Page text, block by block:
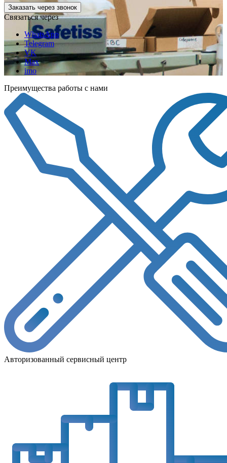
Заказать через звонок
Связаться через
WhatsApp
Telegram
VK
Max
imo
Преимущества работы с нами
Авторизованный сервисный центр